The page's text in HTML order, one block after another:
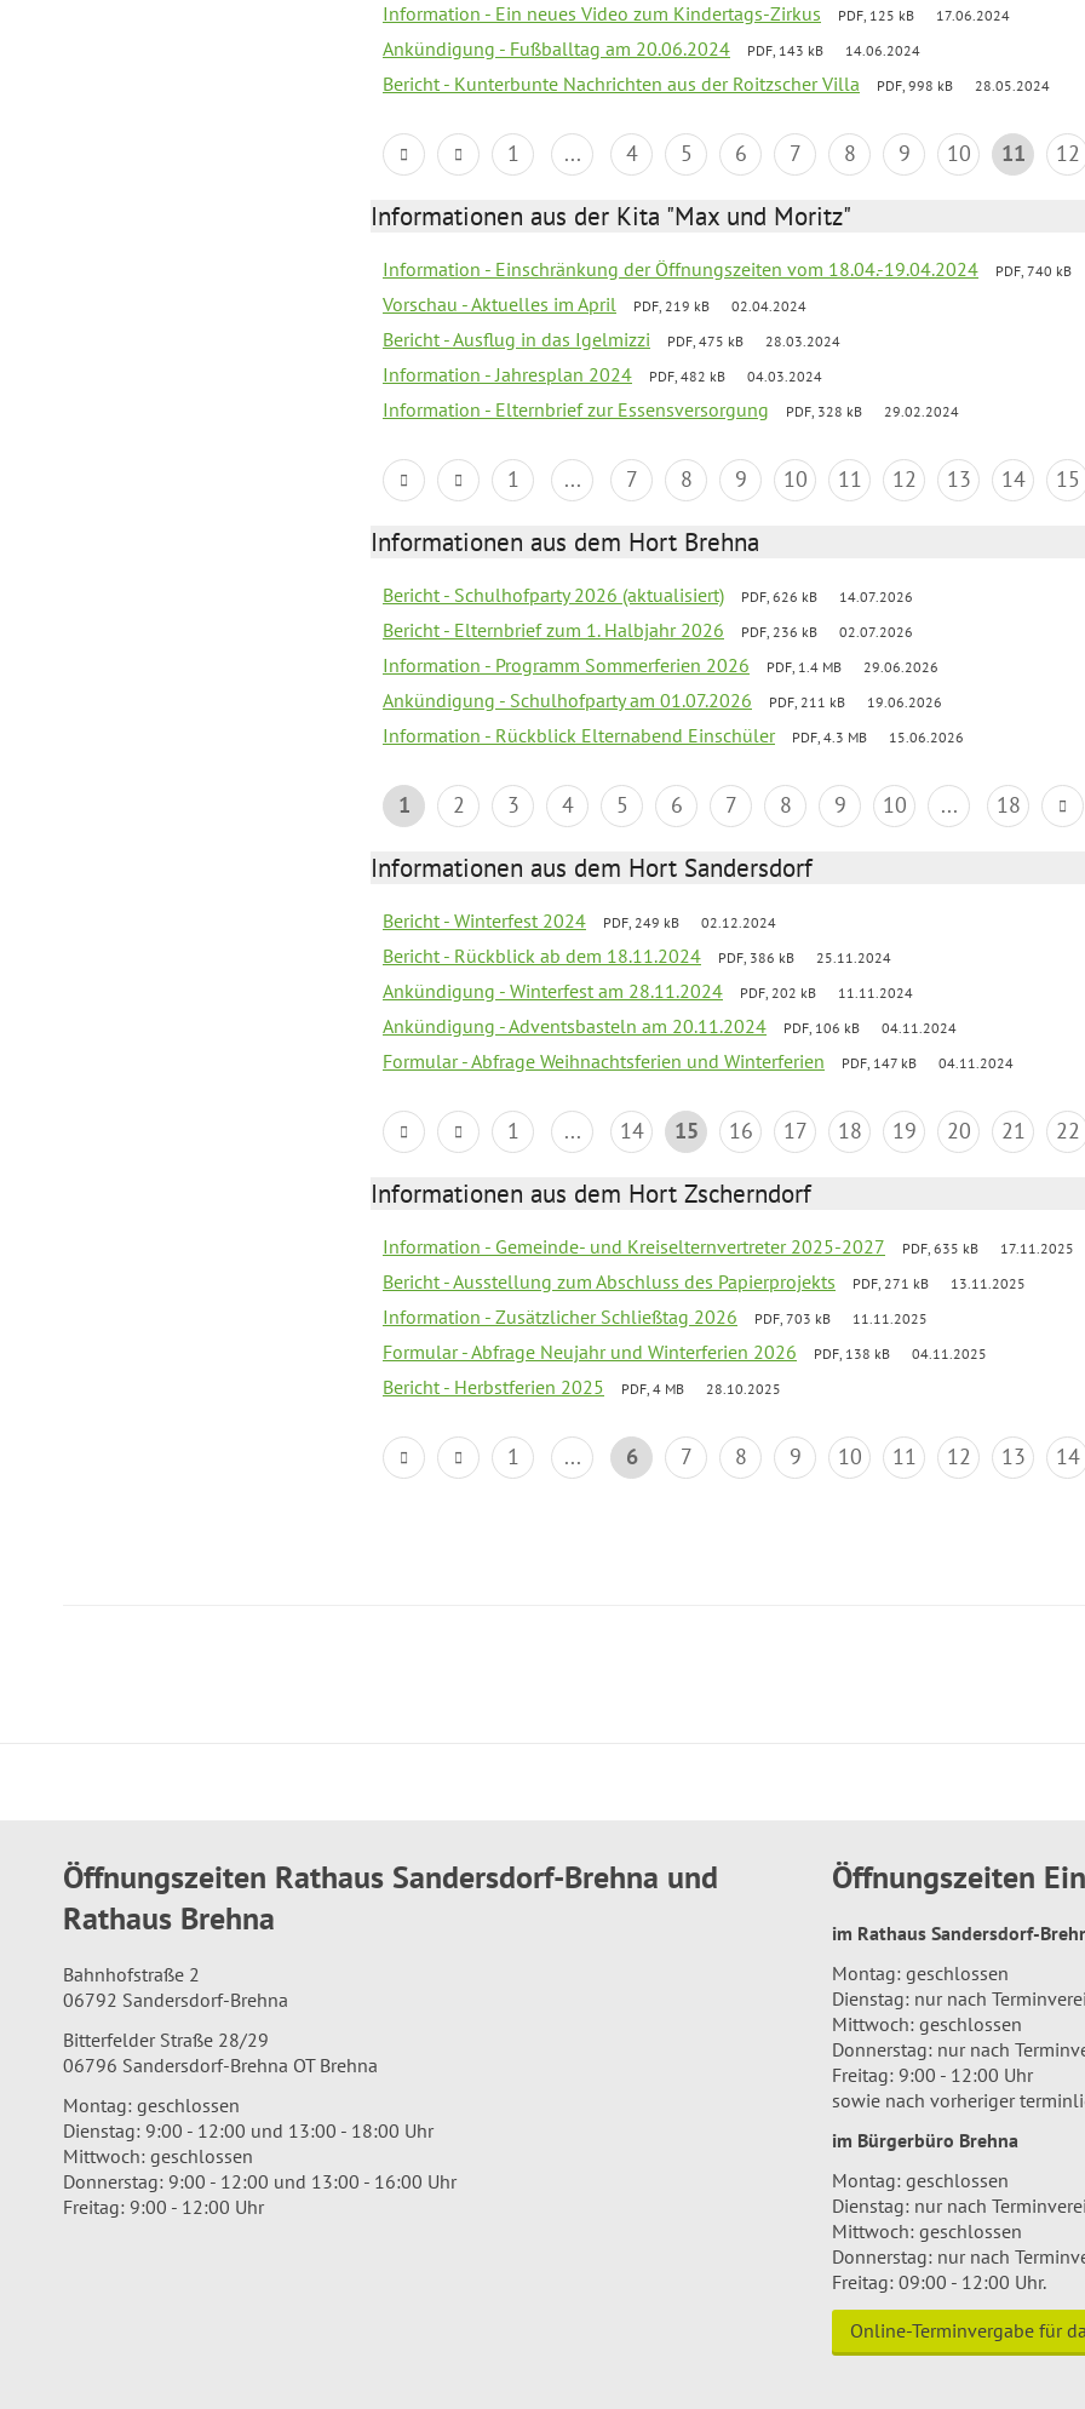
Information - Ein neues Video zum Kindertags-Zirkus PDF, 125 kB 17.06.2024
Ankündigung - Fußballtag am 20.06.2024 PDF, 143 kB 14.06.2024
Bericht - Kunterbunte Nachrichten aus der Roitzscher Villa PDF, 998 kB 28.05.2024
1 ... 4 5 6 7 8 9 10 11 12
Informationen aus der Kita "Max und Moritz"
Information - Einschränkung der Öffnungszeiten vom 18.04.-19.04.2024 PDF, 740 kB
Vorschau - Aktuelles im April PDF, 219 kB 02.04.2024
Bericht - Ausflug in das Igelmizzi PDF, 475 kB 28.03.2024
Information - Jahresplan 2024 PDF, 482 kB 04.03.2024
Information - Elternbrief zur Essensversorgung PDF, 328 kB 29.02.2024
1 ... 7 8 9 10 11 12 13 14 15
Informationen aus dem Hort Brehna
Bericht - Schulhofparty 2026 (aktualisiert) PDF, 626 kB 14.07.2026
Bericht - Elternbrief zum 1. Halbjahr 2026 PDF, 236 kB 02.07.2026
Information - Programm Sommerferien 2026 PDF, 1.4 MB 29.06.2026
Ankündigung - Schulhofparty am 01.07.2026 PDF, 211 kB 19.06.2026
Information - Rückblick Elternabend Einschüler PDF, 4.3 MB 15.06.2026
1 2 3 4 5 6 7 8 9 10 ... 18
Informationen aus dem Hort Sandersdorf
Bericht - Winterfest 2024 PDF, 249 kB 02.12.2024
Bericht - Rückblick ab dem 18.11.2024 PDF, 386 kB 25.11.2024
Ankündigung - Winterfest am 28.11.2024 PDF, 202 kB 11.11.2024
Ankündigung - Adventsbasteln am 20.11.2024 PDF, 106 kB 04.11.2024
Formular - Abfrage Weihnachtsferien und Winterferien PDF, 147 kB 04.11.2024
1 ... 14 15 16 17 18 19 20 21 22
Informationen aus dem Hort Zscherndorf
Information - Gemeinde- und Kreiselternvertreter 2025-2027 PDF, 635 kB 17.11.2025
Bericht - Ausstellung zum Abschluss des Papierprojekts PDF, 271 kB 13.11.2025
Information - Zusätzlicher Schließtag 2026 PDF, 703 kB 11.11.2025
Formular - Abfrage Neujahr und Winterferien 2026 PDF, 138 kB 04.11.2025
Bericht - Herbstferien 2025 PDF, 4 MB 28.10.2025
1 ... 6 7 8 9 10 11 12 13 14
Öffnungszeiten Rathaus Sandersdorf-Brehna und
Rathaus Brehna
Bahnhofstraße 2
06792 Sandersdorf-Brehna
Bitterfelder Straße 28/29
06796 Sandersdorf-Brehna OT Brehna
Montag: geschlossen
Dienstag: 9:00 - 12:00 und 13:00 - 18:00 Uhr
Mittwoch: geschlossen
Donnerstag: 9:00 - 12:00 und 13:00 - 16:00 Uhr
Freitag: 9:00 - 12:00 Uhr
Öffnungszeiten
im Rathaus Sandersdorf-
Montag: geschlossen
Dienstag: nur nach
Mittwoch: geschlossen
Donnerstag: nur nach
Freitag: 9:00 - 12:00 Uhr
sowie nach vorheriger
im Bürgerbüro Brehna
Montag: geschlossen
Dienstag: nur nach
Mittwoch: geschlossen
Donnerstag: nur nach
Freitag: 09:00 - 12:00 Uhr.
Online-Terminvergabe für